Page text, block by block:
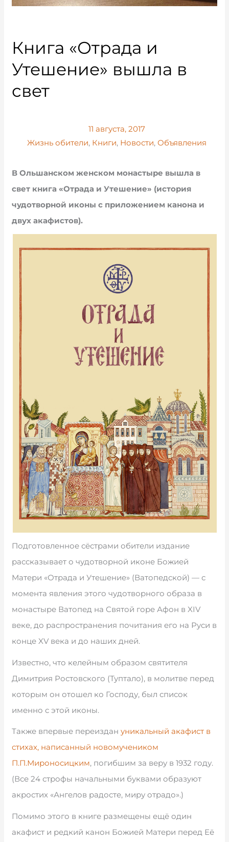
Книга «Отрада и
Утешение» вышла в
свет
11 августа, 2017
Жизнь обители, Книги, Новости, Объявления
В Ольшанском женском монастыре вышла в
свет книга «Отрада и Утешение» (история
чудотворной иконы с приложением канона и
двух акафистов).
Подготовленное сёстрами обители издание
рассказывает о чудотворной иконе Божией
Матери «Отрада и Утешение» (Ватопедской) — с
момента явления этого чудотворного образа в
монастыре Ватопед на Святой горе Афон в XIV
веке, до распространения почитания его на Руси в
конце XV века и до наших дней.
Известно, что келейным образом святителя
Димитрия Ростовского (Туптало), в молитве перед
которым он отошел ко Господу, был список
именно с этой иконы.
Также впервые переиздануникальный акафист в
стихах, написанный новомучеником
П.П.Мироносицким, погибшим за веру в 1932 году.
(Все 24 строфы начальными буквами образуют
акростих «Ангелов радосте, миру отрадо».)
Помимо этого в книге размещены ещё один
акафист и редкий канон Божией Матери перед Её